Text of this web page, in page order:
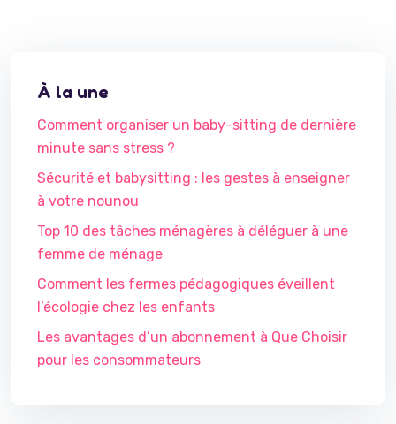
À la une
Comment organiser un baby-sitting de dernière
minute sans stress ?
Sécurité et babysitting : les gestes à enseigner
à votre nounou
Top 10 des tâches ménagères à déléguer à une
femme de ménage
Comment les fermes pédagogiques éveillent
l’écologie chez les enfants
Les avantages d’un abonnement à Que Choisir
pour les consommateurs